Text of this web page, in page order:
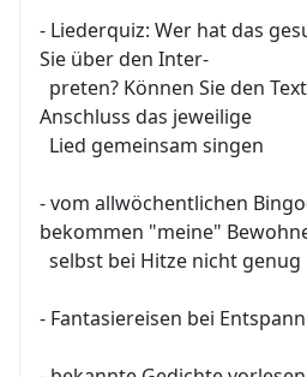
- Liederquiz: Wer hat das
Sie über den Inter-
preten? Können Sie den
Anschluss das jeweilige
Lied gemeinsam singen
- vom allwöchentlichen
bekommen "meine"
selbst bei Hitze nicht genug
- Fantasiereisen bei